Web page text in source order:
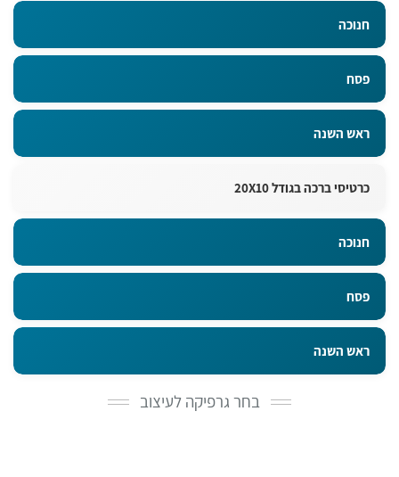
חנוכה
פסח
ראש השנה
כרטיסי ברכה בגודל 20X10
חנוכה
פסח
ראש השנה
בחר גרפיקה לעיצוב